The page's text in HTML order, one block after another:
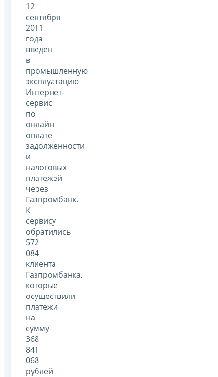
12
сентября
2011
года
введен
в
промышленную
эксплуатацию
Интернет-
сервис
по
онлайн
оплате
задолженности
и
налоговых
платежей
через
Газпромбанк.
К
сервису
обратились
572
084
клиента
Газпромбанка,
которые
осуществили
платежи
на
сумму
368
841
068
рублей.